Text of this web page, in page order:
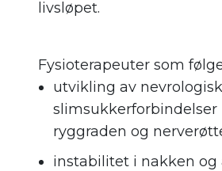
livsløpet.
Fysioterapeuter som
utvikling av
slimsukkerforbindelser
ryggraden og
instabilitet i nakken og